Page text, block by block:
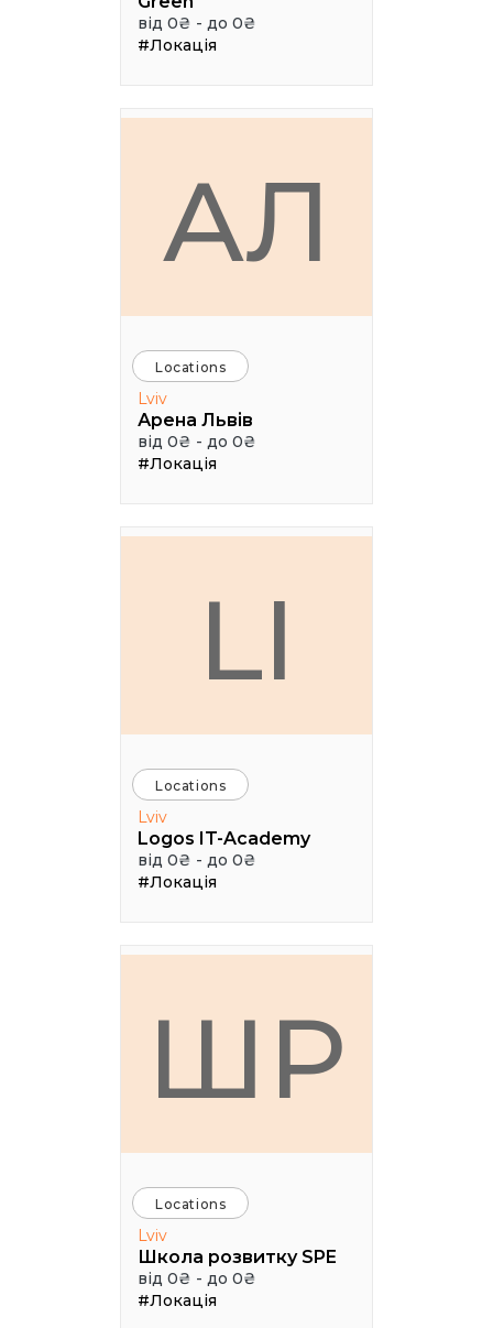
від 0₴ - до 0₴
#Локація
АЛ
Locations
Lviv
Арена Львів
від 0₴ - до 0₴
#Локація
LI
Locations
Lviv
Logos IT-Academy
від 0₴ - до 0₴
#Локація
ШР
Locations
Lviv
Школа розвитку SPE
від 0₴ - до 0₴
#Локація